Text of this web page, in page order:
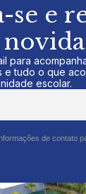
se e
para
e tudo o que
escolar.
de contato